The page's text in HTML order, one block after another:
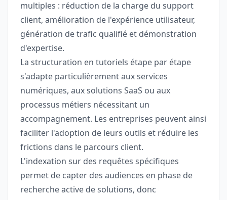
multiples : réduction de la charge du support
client, amélioration de l'expérience utilisateur,
génération de trafic qualifié et démonstration
d'expertise.
La structuration en tutoriels étape par étape
s'adapte particulièrement aux services
numériques, aux solutions SaaS ou aux
processus métiers nécessitant un
accompagnement. Les entreprises peuvent ainsi
faciliter l'adoption de leurs outils et réduire les
frictions dans le parcours client.
L'indexation sur des requêtes spécifiques
permet de capter des audiences en phase de
recherche active de solutions, donc